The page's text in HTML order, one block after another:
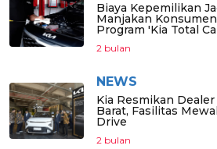
Biaya Kepemilikan
Manjakan
Program 'Kia Total
2 bulan
NEWS
Kia Resmikan
Barat, Fasilitas
Drive
2 bulan